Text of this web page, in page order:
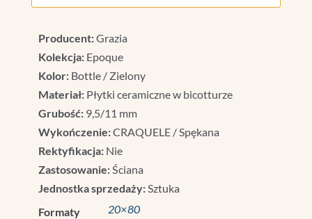
Producent:Grazia
Kolekcja:Epoque
Kolor:Bottle / Zielony
Materiał:Płytki ceramiczne w bicotturze
Grubość:9,5/11 mm
Wykończenie:CRAQUELE / Spękana
Rektyfikacja:Nie
Zastosowanie:Ściana
Jednostka sprzedaży:Sztuka
Formaty
20×80